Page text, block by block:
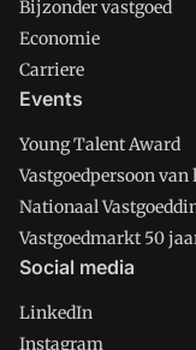
Bijzonder vastgoed
Economie
Carriere
Events
Young Talent Award
Vastgoedpersoon van
Nationaal
Vastgoedmarkt 50
Social media
LinkedIn
Instagram